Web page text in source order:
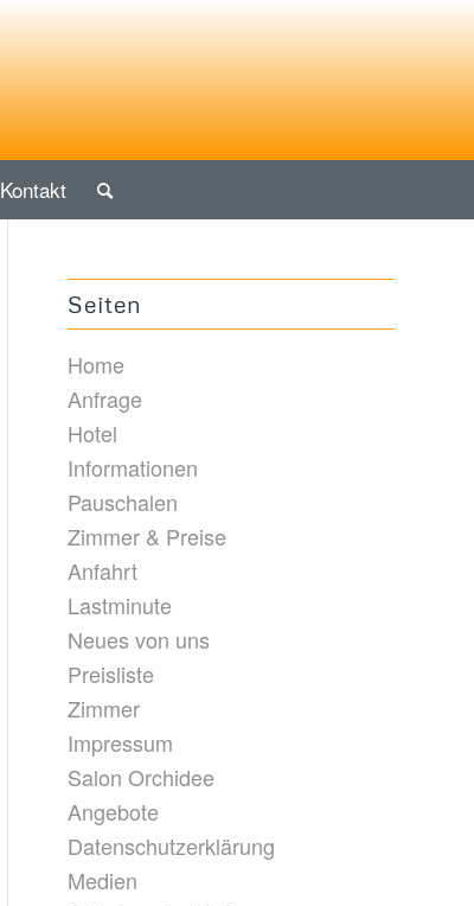
Kontakt
Seiten
Home
Anfrage
Hotel
Informationen
Pauschalen
Zimmer & Preise
Anfahrt
Lastminute
Neues von uns
Preisliste
Zimmer
Impressum
Salon Orchidee
Angebote
Datenschutzerklärung
Medien